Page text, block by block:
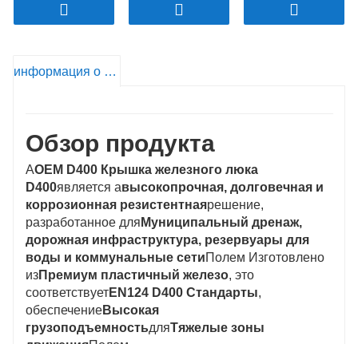
структура
предотвращает утечку воды и
проникновение.
безопасность для транспортных средств и
Различные размеры, формы и гравюры
логотипа Полем
информация о продукте
Обзор продукта
АOEM D400 Крышка железного люка
D400является авысокопрочная, долговечная и
коррозионная резистентнаярешение,
разработанное для Муниципальный дренаж,
дорожная инфраструктура, резервуары для
воды и коммунальные сетиПолем Изготовлено
изПремиум пластичный железо, это
соответствуетEN124 D400 Стандарты,
обеспечениеВысокая
грузоподъемностьдляТяжелые зоны